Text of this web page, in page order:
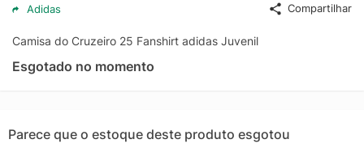
Adidas Compartilhar
Camisa do Cruzeiro 25 Fanshirt adidas Juvenil
Esgotado no momento
Parece que o estoque deste produto esgotou